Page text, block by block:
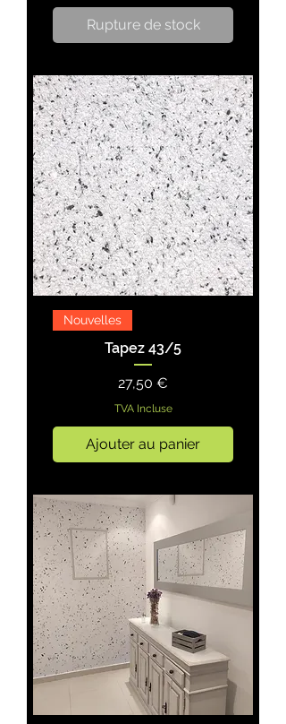
Rupture de stock
Nouvelles
Tapez 43/5
Prix
27,50 €
TVA Incluse
Ajouter au panier